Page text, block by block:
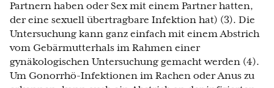
Partnern haben oder Sex mit einem Partner hatten,
der eine sexuell übertragbare Infektion hat) (3). Die
Untersuchung kann ganz einfach mit einem Abstrich
vom Gebärmutterhals im Rahmen einer
gynäkologischen Untersuchung gemacht werden (4).
Um Gonorrhö-Infektionen im Rachen oder Anus zu